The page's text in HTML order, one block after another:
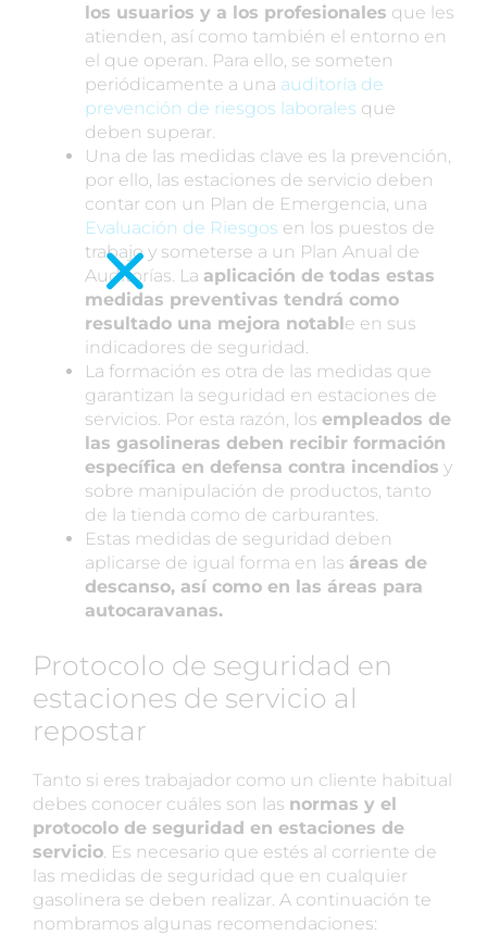
los usuarios y a los profesionales que les
atienden, así como también el entorno en
el que operan. Para ello, se someten
periódicamente a una auditoría de
prevención de riesgos laborales que
deben superar.
Una de las medidas clave es la prevención,
por ello, las estaciones de servicio deben
contar con un Plan de Emergencia, una
Evaluación de Riesgos en los puestos de
trabajo y someterse a un Plan Anual de
Auditorías. La aplicación de todas estas
medidas preventivas tendrá como
resultado una mejora notable en sus
indicadores de seguridad.
La formación es otra de las medidas que
garantizan la seguridad en estaciones de
servicios. Por esta razón, los empleados de
las gasolineras deben recibir formación
específica en defensa contra incendios y
sobre manipulación de productos, tanto
de la tienda como de carburantes.
Estas medidas de seguridad deben
aplicarse de igual forma en las áreas de
descanso, así como en las áreas para
autocaravanas.
Protocolo de seguridad en
estaciones de servicio al
repostar
Tanto si eres trabajador como un cliente habitual
debes conocer cuáles son las normas y el
protocolo de seguridad en estaciones de
servicio. Es necesario que estés al corriente de
las medidas de seguridad que en cualquier
gasolinera se deben realizar. A continuación te
nombramos algunas recomendaciones: